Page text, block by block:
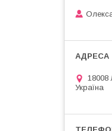
18008
Україна